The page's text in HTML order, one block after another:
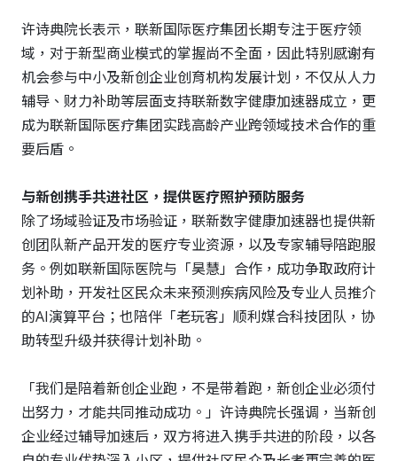
许诗典院长表示，联新国际医疗集团长期专注于医疗领
域，对于新型商业模式的掌握尚不全面，因此特别感谢有
机会参与中小及新创企业创育机构发展计划，不仅从人力
辅导、财力补助等层面支持联新数字健康加速器成立，更
成为联新国际医疗集团实践高龄产业跨领域技术合作的重
要后盾。
与新创携手共进社区，提供医疗照护预防服务
除了场域验证及市场验证，联新数字健康加速器也提供新
创团队新产品开发的医疗专业资源，以及专家辅导陪跑服
务。例如联新国际医院与「昊慧」合作，成功争取政府计
划补助，开发社区民众未来预测疾病风险及专业人员推介
的AI演算平台；也陪伴「老玩客」顺利媒合科技团队，协
助转型升级并获得计划补助。
「我们是陪着新创企业跑，不是带着跑，新创企业必须付
出努力，才能共同推动成功。」许诗典院长强调，当新创
企业经过辅导加速后，双方将进入携手共进的阶段，以各